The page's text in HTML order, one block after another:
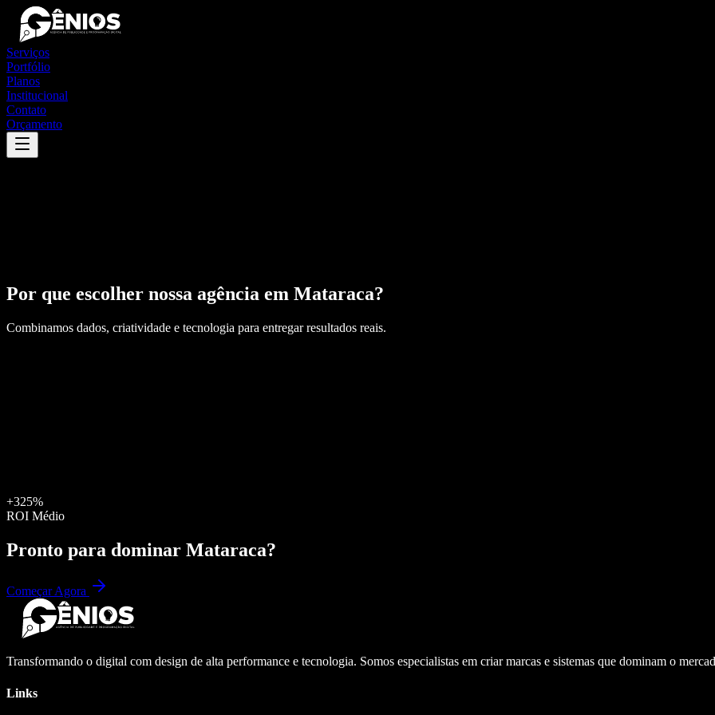
Serviços
Portfólio
Planos
Institucional
Contato
Orçamento
Por que escolher nossa agência em Mataraca?
Combinamos dados, criatividade e tecnologia para entregar resultados reais.
+325%
ROI Médio
Pronto para dominar Mataraca?
Começar Agora
Transformando o digital com design de alta performance e tecnologia. Somos especialistas em criar marcas e sistemas que dominam o
Links